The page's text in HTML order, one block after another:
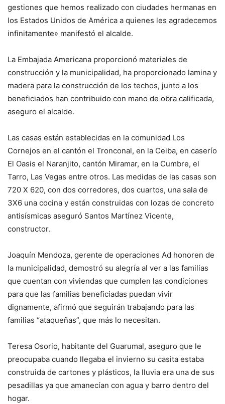
gestiones que hemos realizado con ciudades hermanas en
los Estados Unidos de América a quienes les agradecemos
infinitamente» manifestó el alcalde.
La Embajada Americana proporcionó materiales de
construcción y la municipalidad, ha proporcionado lamina y
madera para la construcción de los techos, junto a los
beneficiados han contribuido con mano de obra calificada,
aseguro el alcalde.
Las casas están establecidas en la comunidad Los
Cornejos en el cantón el Tronconal, en la Ceiba, en caserío
El Oasis el Naranjito, cantón Miramar, en la Cumbre, el
Tarro, Las Vegas entre otros. Las medidas de las casas son
720 X 620, con dos corredores, dos cuartos, una sala de
3X6 una cocina y están construidas con lozas de concreto
antisísmicas aseguró Santos Martínez Vicente,
constructor.
Joaquín Mendoza, gerente de operaciones Ad honoren de
la municipalidad, demostró su alegría al ver a las familias
que cuentan con viviendas que cumplen las condiciones
para que las familias beneficiadas puedan vivir
dignamente, afirmó que seguirán trabajando para las
familias “ataqueñas”, que más lo necesitan.
Teresa Osorio, habitante del Guarumal, aseguro que le
preocupaba cuando llegaba el invierno su casita estaba
construida de cartones y plásticos, la lluvia era una de sus
pesadillas ya que amanecían con agua y barro dentro del
hogar.